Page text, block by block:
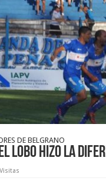
DE BELGRANO
Lobo hizo la